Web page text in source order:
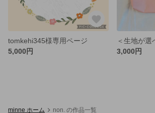
tomkehi345様専用ページ
5,000円
3,000円
minne ホーム non. の作品一覧